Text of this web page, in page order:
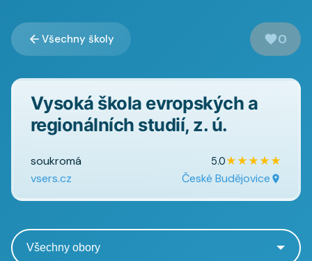
Všechny školy 0
Vysoká škola evropských a
regionálních studií, z. ú.
soukromá 5.0★★★★★
vsers.cz České Budějovice